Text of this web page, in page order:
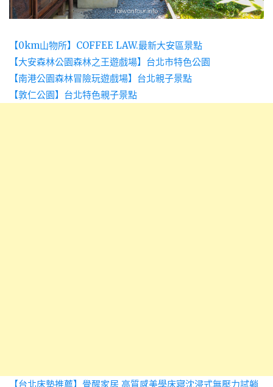
【0km山物所】COFFEE LAW.最新大安區景點
【大安森林公園森林之王遊戲場】台北市特色公園
【南港公園森林冒險玩遊戲場】台北親子景點
【敦仁公園】台北特色親子景點
【台北床墊推薦】覺醒家居 高質感美學床寢沈浸式無壓力試躺